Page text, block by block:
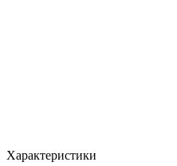
Характеристики